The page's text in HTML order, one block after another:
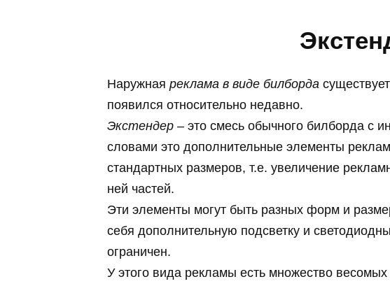
Наружная реклама в виде билборда
появился относительно недавно.
Экстендер – это смесь обычного билборда с
словами это дополнительные элементы
стандартных размеров, т.е. увеличение
ней частей.
Эти элементы могут быть разных форм и
себя дополнительную подсветку и
ограничен.
У этого вида рекламы есть множество